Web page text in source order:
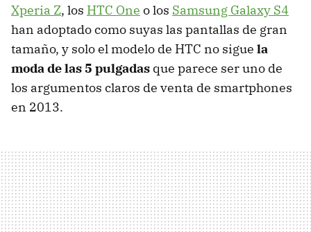
Xperia Z, los HTC One o los Samsung Galaxy S4
han adoptado como suyas las pantallas de gran
tamaño, y solo el modelo de HTC no sigue la
moda de las 5 pulgadas que parece ser uno de
los argumentos claros de venta de smartphones
en 2013.